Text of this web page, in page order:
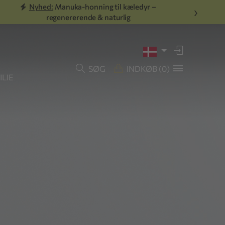
Nyhed: Manuka-honning til kæledyr –
regenererende & naturlig
›
SØG INDKØB (0)